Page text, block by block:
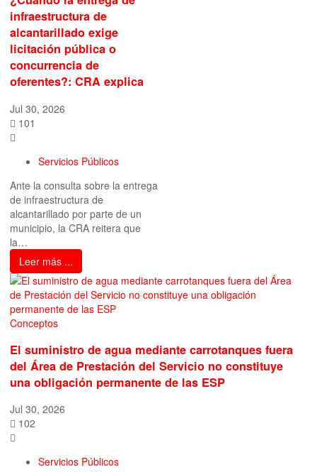
infraestructura de
alcantarillado exige
licitación pública o
concurrencia de
oferentes?: CRA explica
Jul 30, 2026
101
Servicios Públicos
Ante la consulta sobre la entrega
de infraestructura de
alcantarillado por parte de un
municipio, la CRA reitera que
la…
Leer más ...
Conceptos
El suministro de agua mediante carrotanques fuera
del Área de Prestación del Servicio no constituye
una obligación permanente de las ESP
Jul 30, 2026
102
Servicios Públicos